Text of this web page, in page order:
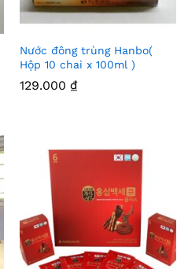
Thê
Thíc
h
Nước đông trùng Hanbo(
Hộp 10 chai x 100ml )
129.000 ₫